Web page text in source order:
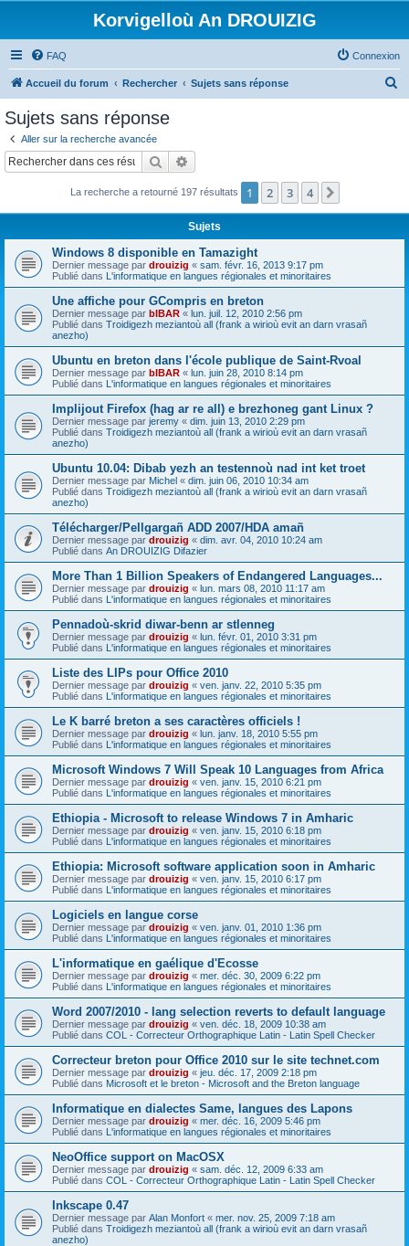
Korvigelloù An DROUIZIG
FAQ Connexion
Accueil du forum Rechercher Sujets sans réponse
c
Sujets sans réponse
Aller sur la recherche avancée
Rechercher
La recherche a retourné 197 résultats 1 2 3 4
Sujets
Windows 8 disponible en Tamazight
Dernier message par drouizig « sam. févr. 16, 2013 9:17 pm
Publié dans L'informatique en langues régionales et minoritaires
Une affiche pour GCompris en breton
Dernier message par bIBAR « lun. juil. 12, 2010 2:56 pm
Publié dans Troidigezh meziantoù all (frank a wirioù evit an darn vrasañ
anezho)
Ubuntu en breton dans l'école publique de Saint-Rvoal
Dernier message par bIBAR « lun. juin 28, 2010 8:14 pm
Publié dans L'informatique en langues régionales et minoritaires
Implijout Firefox (hag ar re all) e brezhoneg gant Linux ?
Dernier message par jeremy « dim. juin 13, 2010 2:29 pm
Publié dans Troidigezh meziantoù all (frank a wirioù evit an darn vrasañ
anezho)
Ubuntu 10.04: Dibab yezh an testennoù nad int ket troet
Dernier message par Michel « dim. juin 06, 2010 10:34 am
Publié dans Troidigezh meziantoù all (frank a wirioù evit an darn vrasañ
anezho)
Télécharger/Pellgargañ ADD 2007/HDA amañ
Dernier message par drouizig « dim. avr. 04, 2010 10:24 am
Publié dans An DROUIZIG Difazier
More Than 1 Billion Speakers of Endangered Languages...
Dernier message par drouizig « lun. mars 08, 2010 11:17 am
Publié dans L'informatique en langues régionales et minoritaires
Pennadoù-skrid diwar-benn ar stlenneg
Dernier message par drouizig « lun. févr. 01, 2010 3:31 pm
Publié dans L'informatique en langues régionales et minoritaires
Liste des LIPs pour Office 2010
Dernier message par drouizig « ven. janv. 22, 2010 5:35 pm
Publié dans L'informatique en langues régionales et minoritaires
Le K barré breton a ses caractères officiels !
Dernier message par drouizig « lun. janv. 18, 2010 5:55 pm
Publié dans L'informatique en langues régionales et minoritaires
Microsoft Windows 7 Will Speak 10 Languages from Africa
Dernier message par drouizig « ven. janv. 15, 2010 6:21 pm
Publié dans L'informatique en langues régionales et minoritaires
Ethiopia - Microsoft to release Windows 7 in Amharic
Dernier message par drouizig « ven. janv. 15, 2010 6:18 pm
Publié dans L'informatique en langues régionales et minoritaires
Ethiopia: Microsoft software application soon in Amharic
Dernier message par drouizig « ven. janv. 15, 2010 6:17 pm
Publié dans L'informatique en langues régionales et minoritaires
Logiciels en langue corse
Dernier message par drouizig « ven. janv. 01, 2010 1:36 pm
Publié dans L'informatique en langues régionales et minoritaires
L'informatique en gaélique d'Ecosse
Dernier message par drouizig « mer. déc. 30, 2009 6:22 pm
Publié dans L'informatique en langues régionales et minoritaires
Word 2007/2010 - lang selection reverts to default language
Dernier message par drouizig « ven. déc. 18, 2009 10:38 am
Publié dans COL - Correcteur Orthographique Latin - Latin Spell Checker
Correcteur breton pour Office 2010 sur le site technet.com
Dernier message par drouizig « jeu. déc. 17, 2009 2:18 pm
Publié dans Microsoft et le breton - Microsoft and the Breton language
Informatique en dialectes Same, langues des Lapons
Dernier message par drouizig « mer. déc. 16, 2009 5:46 pm
Publié dans L'informatique en langues régionales et minoritaires
NeoOffice support on MacOSX
Dernier message par drouizig « sam. déc. 12, 2009 6:33 am
Publié dans COL - Correcteur Orthographique Latin - Latin Spell Checker
Inkscape 0.47
Dernier message par Alan Monfort « mer. nov. 25, 2009 7:18 am
Publié dans Troidigezh meziantoù all (frank a wirioù evit an darn vrasañ
anezho)